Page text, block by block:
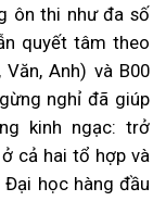
ôn thi như đa số
quyết tâm theo
Anh) và B00
nghỉ đã giúp
kinh ngạc: trở
cả hai tổ hợp và
học hàng đầu